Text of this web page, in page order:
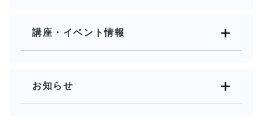
講座・イベント情報
お知らせ